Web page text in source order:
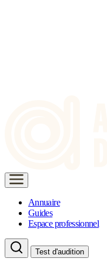
Annuaire
Guides
Espace professionnel
Test d'audition